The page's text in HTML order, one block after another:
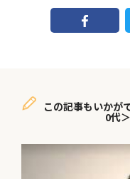
この記事もいかが
0代